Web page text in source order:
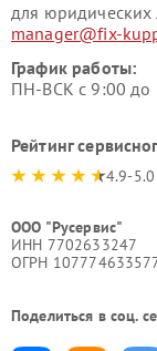
для юридических
manager@fix-
График работы:
ПН-ВСК с 9:00 до
Рейтинг
4.9-5.0
ООО "Русервис"
ИНН 7702633247
ОГРН
Поделиться в соц.